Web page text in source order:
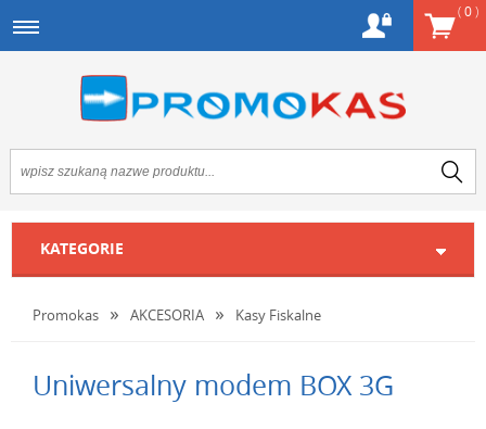
(0)
KATEGORIE
Promokas AKCESORIA Kasy Fiskalne
Uniwersalny modem BOX 3G